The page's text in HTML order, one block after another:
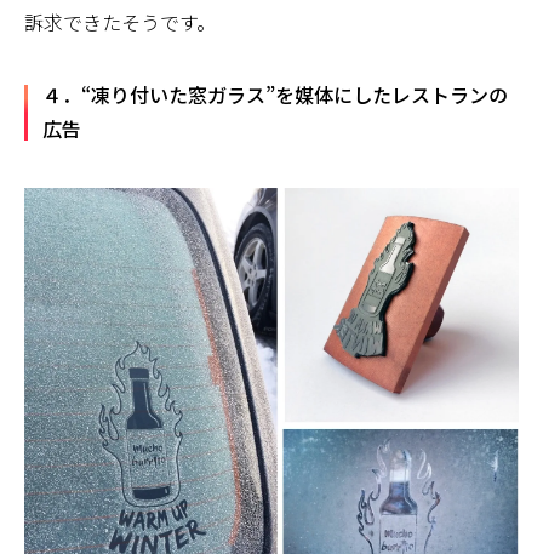
訴求できたそうです。
４．“凍り付いた窓ガラス”を媒体にしたレストランの
広告